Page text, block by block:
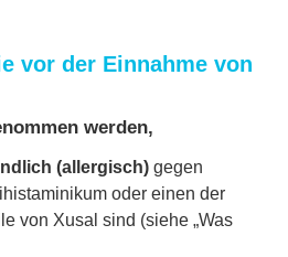
vor der Einnahme von
werden,
(allergisch) gegen
oder einen der
von Xusal sind (siehe „Was